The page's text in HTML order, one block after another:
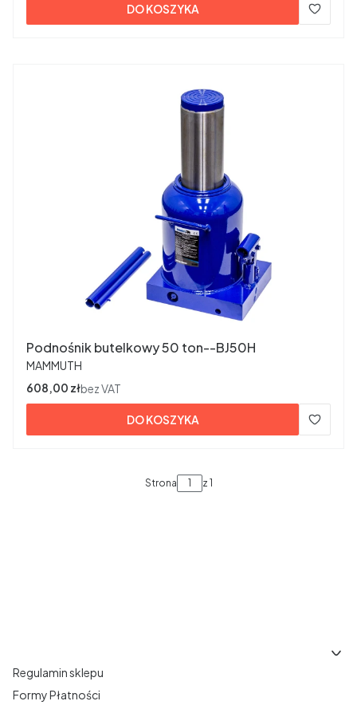
DO KOSZYKA
Podnośnik butelkowy 50 ton--BJ50H
PRODUCENT
MAMMUTH
Cena
608,00 złbez VAT
DO KOSZYKA
Strona z 1
Regulamin sklepu
Formy Płatności